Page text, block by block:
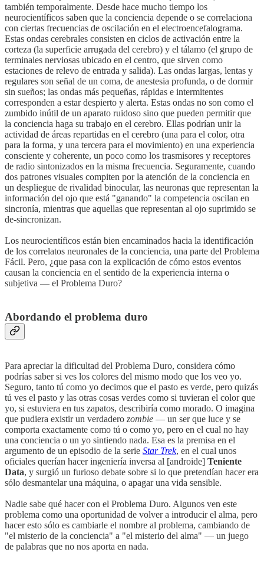
también temporalmente. Desde hace mucho tiempo los
neurocientíficos saben que la conciencia depende o se correlaciona
con ciertas frecuencias de oscilación en el electroencefalograma.
Estas ondas cerebrales consisten en ciclos de activación entre la
corteza (la superficie arrugada del cerebro) y el tálamo (el grupo de
terminales nerviosas ubicado en el centro, que sirven como
estaciones de relevo de entrada y salida). Las ondas largas, lentas y
regulares son señal de un coma, de anestesia profunda, o de dormir
sin sueños; las ondas más pequeñas, rápidas e intermitentes
corresponden a estar despierto y alerta. Estas ondas no son como el
zumbido inútil de un aparato ruidoso sino que pueden permitir que
la conciencia haga su trabajo en el cerebro. Ellas podrían unir la
actividad de áreas repartidas en el cerebro (una para el color, otra
para la forma, y una tercera para el movimiento) en una experiencia
consciente y coherente, un poco como los trasmisores y receptores
de radio sintonizados en la misma frecuencia. Seguramente, cuando
dos patrones visuales compiten por la atención de la conciencia en
un despliegue de rivalidad binocular, las neuronas que representan la
información del ojo que está "ganando" la competencia oscilan en
sincronía, mientras que aquellas que representan al ojo suprimido se
de-sincronizan.
Los neurocientíficos están bien encaminados hacia la identificación
de los correlatos neuronales de la conciencia, una parte del Problema
Fácil. Pero, ¿que pasa con la explicación de cómo estos eventos
causan la conciencia en el sentido de la experiencia interna o
subjetiva — el Problema Duro?
Abordando el problema duro
Para apreciar la dificultad del Problema Duro, considera cómo
podrías saber si ves los colores del mismo modo que los veo yo.
Seguro, tanto tú como yo decimos que el pasto es verde, pero quizás
tú ves el pasto y las otras cosas verdes como si tuvieran el color que
yo, si estuviera en tus zapatos, describiría como morado. O imagina
que pudiera existir un verdadero zombie — un ser que luce y se
comporta exactamente como tú o como yo, pero en el cual no hay
una conciencia o un yo sintiendo nada. Esa es la premisa en el
argumento de un episodio de la serie Star Trek, en el cual unos
oficiales querían hacer ingeniería inversa al [androide] Teniente
Data, y surgió un furioso debate sobre si lo que pretendían hacer era
sólo desmantelar una máquina, o apagar una vida sensible.
Nadie sabe qué hacer con el Problema Duro. Algunos ven este
problema como una oportunidad de volver a introducir el alma, pero
hacer esto sólo es cambiarle el nombre al problema, cambiando de
"el misterio de la conciencia" a "el misterio del alma" — un juego
de palabras que no nos aporta en nada.